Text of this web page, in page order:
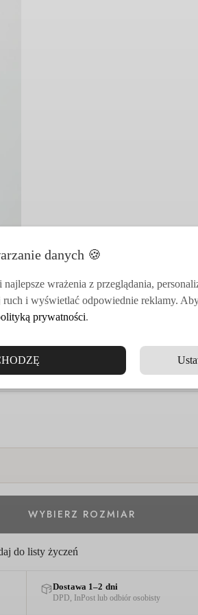
do listy życzeń
Dostawa 1–2 dni
DPD, InPost lub odbiór osobisty
danych 🍪
wrażenia z przeglądania,
i wyświetlać odpowiednie reklamy.
prywatności.